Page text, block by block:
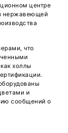
центре
нержавеющей
что
холлы
и
сообщений о